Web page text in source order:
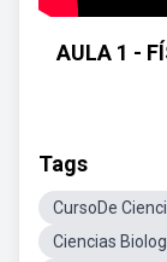
AULA 1 -
Tags
CursoDe
Ciencias